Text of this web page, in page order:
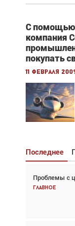
С помощью
компания
покупать
11 февраля
Последнее
Проблемы с
Главное
Взгляд с